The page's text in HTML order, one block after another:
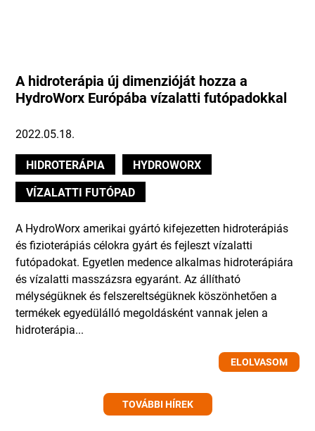
A hidroterápia új dimenzióját hozza a
HydroWorx Európába vízalatti futópadokkal
2022.05.18.
HIDROTERÁPIA
HYDROWORX
VÍZALATTI FUTÓPAD
A HydroWorx amerikai gyártó kifejezetten hidroterápiás
és fizioterápiás célokra gyárt és fejleszt vízalatti
futópadokat. Egyetlen medence alkalmas hidroterápiára
és vízalatti masszázsra egyaránt. Az állítható
mélységüknek és felszereltségüknek köszönhetően a
termékek egyedülálló megoldásként vannak jelen a
hidroterápia...
ELOLVASOM
TOVÁBBI HÍREK